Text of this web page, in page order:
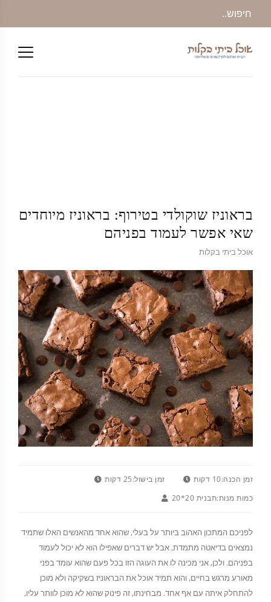
בראוניז שוקולדי בטירוף: בראוניז מיוחדים
שאי אפשר לעמוד בפניהם
אוכל ביתי בקלות
זמן הכנה:10 דקות זמן בישול:25 דקות
כמות מנות:תבנית 20*20
לפניכם המתכון האהוב ביותר על בעלי, שהוא אחד מהאנשים האלו שתמיד
נמצאים בדיאטה מתמדת, אבל יש דברים שאפילו הוא לא יכול לעמוד
בפניהם. ולכן, אני מכינה לו את העוגה הזו בכל פעם שהוא עומד בפני
מאורע מרגש בחיים, והוא תמיד אוכל את הבראוניז בשקיקה ולא מוכן
להתחלק איתה עם אף אחד. מבחינתו, זה פינוק שהוא לא מוכן לוותר עליו,